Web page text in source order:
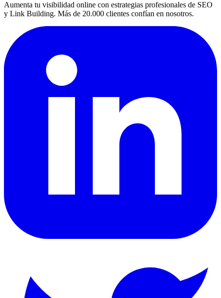
Aumenta tu visibilidad online con estrategias profesionales de SEO
y Link Building. Más de 20.000 clientes confían en nosotros.